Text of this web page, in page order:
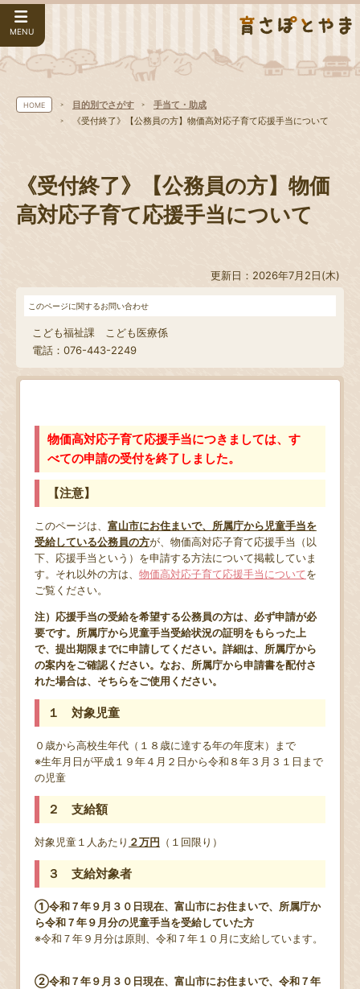
MENU
HOME 目的別でさがす
手当て・助成
《受付終了》【公務員の方】物価高対応子育て応援手当について
《受付終了》【公務員の方】物価
高対応子育て応援手当について
更新日：2026年7月2日(木)
このページに関するお問い合わせ
こども福祉課 こども医療係
電話：076-443-2249
物価高対応子育て応援手当につきましては、す
べての申請の受付を終了しました。
【注意】
このページは、 富山市にお住まいで、所属庁から児童手当を
受給している公務員の方が、物価高対応子育て応援手当（以
下、応援手当という）を申請する方法について掲載していま
す。それ以外の方は、 物価高対応子育て応援手当についてを
ご覧ください。
注）応援手当の受給を希望する公務員の方は、必ず申請が必
要です。所属庁から児童手当受給状況の証明をもらった上
で、提出期限までに申請してください。詳細は、所属庁から
の案内をご確認ください。なお、所属庁から申請書を配付さ
れた場合は、そちらをご使用ください。
１ 対象児童
０歳から高校生年代（１８歳に達する年の年度末）まで
※生年月日が平成１９年４月２日から令和８年３月３１日まで
の児童
２ 支給額
対象児童１人あたり ２万円 （１回限り）
３ 支給対象者
①令和７年９月３０日現在、富山市にお住まいで、所属庁か
ら令和７年９月分の児童手当を受給していた方
※令和７年９月分は原則、令和７年１０月に支給しています。
②令和７年９月３０日現在、富山市にお住まいで、令和７年